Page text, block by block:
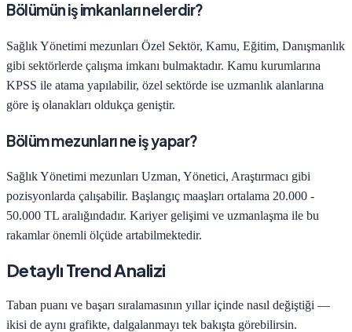
Bölümün iş imkanları nelerdir?
Sağlık Yönetimi mezunları Özel Sektör, Kamu, Eğitim, Danışmanlık
gibi sektörlerde çalışma imkanı bulmaktadır. Kamu kurumlarına
KPSS ile atama yapılabilir, özel sektörde ise uzmanlık alanlarına
göre iş olanakları oldukça geniştir.
Bölüm mezunları ne iş yapar?
Sağlık Yönetimi mezunları Uzman, Yönetici, Araştırmacı gibi
pozisyonlarda çalışabilir. Başlangıç maaşları ortalama 20.000 -
50.000 TL aralığındadır. Kariyer gelişimi ve uzmanlaşma ile bu
rakamlar önemli ölçüde artabilmektedir.
Detaylı Trend Analizi
Taban puanı ve başarı sıralamasının yıllar içinde nasıl değiştiği —
ikisi de aynı grafikte, dalgalanmayı tek bakışta görebilirsin.